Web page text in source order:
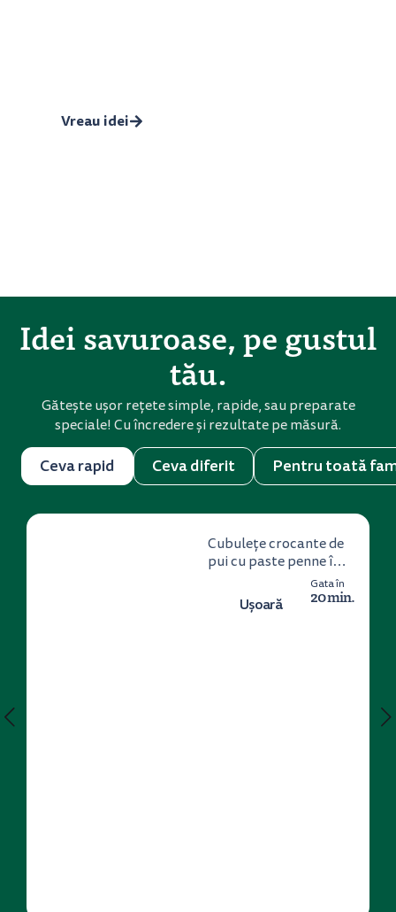
Vreau idei
Idei savuroase, pe gustul
tău.
Gătește ușor rețete simple, rapide, sau preparate
speciale! Cu încredere și rezultate pe măsură.
Ceva rapid Ceva diferit Pentru toată
Cubulețe crocante de
pui cu paste penne în
sos de smântână
Ușoară
Gata în
20 min.